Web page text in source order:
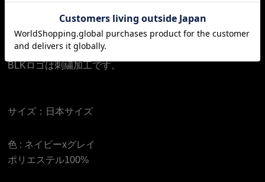
ハリのあるストレッチ素材を使用しています。
股下部分はライクラ素材を使用しています。
BLKロゴは刺繍加工です。
サイズ：日本サイズ
色 : ネイビーxグレイ
ポリエステル100%